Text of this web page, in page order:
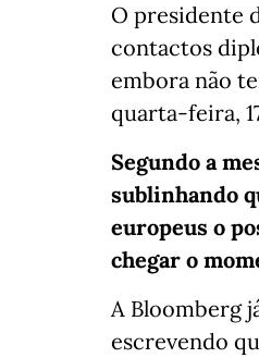
O presidente
contactos
embora não
quarta-feira,
Segundo a
sublinhando
europeus o
chegar o
A Bloomberg
escrevendo